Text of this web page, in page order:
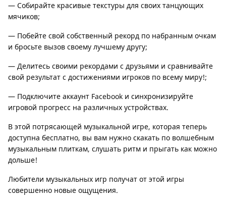
— Собирайте красивые текстуры для своих танцующих
мячиков;
— Побейте свой собственный рекорд по набранным очкам
и бросьте вызов своему лучшему другу;
— Делитесь своими рекордами с друзьями и сравнивайте
свой результат с достижениями игроков по всему миру!;
— Подключите аккаунт Facebook и синхронизируйте
игровой прогресс на различных устройствах.
В этой потрясающей музыкальной игре, которая теперь
доступна бесплатно, вы вам нужно скакать по волшебным
музыкальным плиткам, слушать ритм и прыгать как можно
дольше!
Любители музыкальных игр получат от этой игры
совершенно новые ощущения.